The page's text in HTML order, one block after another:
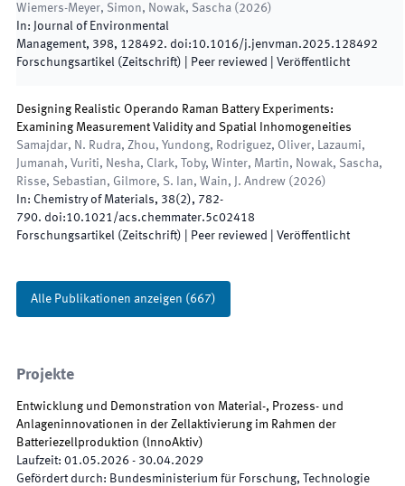
Wiemers-Meyer, Simon, Nowak, Sascha ( 2026)
In: Journal of Environmental
Management, 398, 128492. doi:10.1016/j.jenvman.2025.128492
Forschungsartikel (Zeitschrift) | Peer reviewed Veröffentlicht
Designing Realistic Operando Raman Battery Experiments:
Examining Measurement Validity and Spatial Inhomogeneities
Samajdar, N. Rudra, Zhou, Yundong, Rodriguez, Oliver, Lazaumi,
Jumanah, Vuriti, Nesha, Clark, Toby, Winter, Martin, Nowak, Sascha,
Risse, Sebastian, Gilmore, S. Ian, Wain, J. Andrew ( 2026)
In: Chemistry of Materials, 38(2), 782-
790. doi:10.1021/acs.chemmater.5c02418
Forschungsartikel (Zeitschrift) | Peer reviewed Veröffentlicht
Alle Publikationen anzeigen (667)
Projekte
Entwicklung und Demonstration von Material-, Prozess- und
Anlageninnovationen in der Zellaktivierung im Rahmen der
Batteriezellproduktion (lnnoAktiv)
Laufzeit: 01.05.2026 - 30.04.2029
Gefördert durch: Bundesministerium für Forschung, Technologie